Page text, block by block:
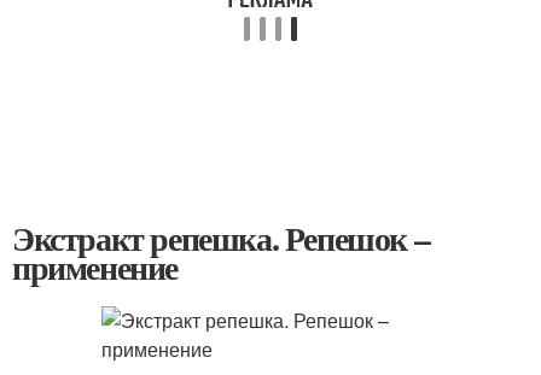
Экстракт репешка. Репешок –
применение